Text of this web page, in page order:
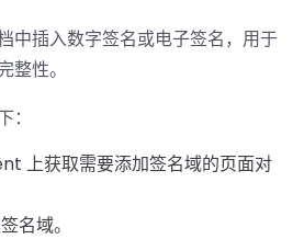
中插入数字签名或电子签名，用于
整性。
上获取需要添加签名域的页面对
名域。